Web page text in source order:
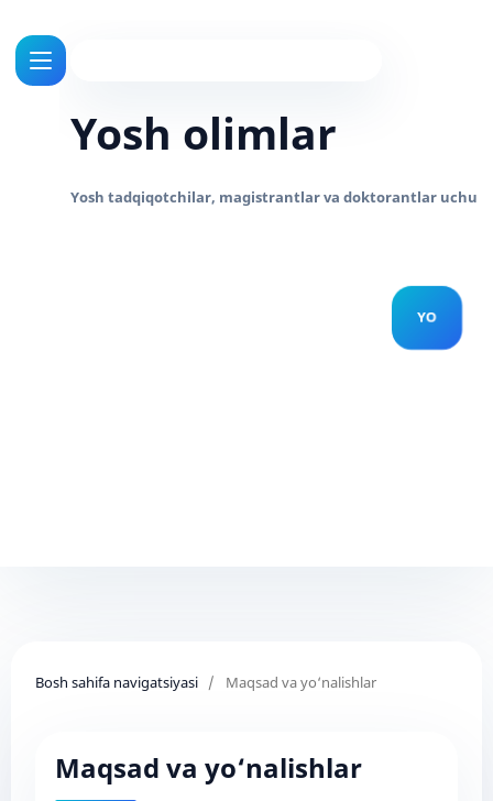
Yosh olimlar
Bosh sahifa navigatsiyasi / Maqsad va yo‘nalishlar
Maqsad va yo‘nalishlar